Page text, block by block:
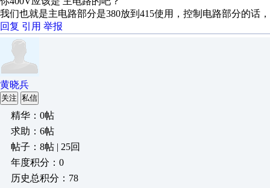
我们也就是主电路部分是380放到415使用，控制电路部分的话
回复 引用 举报
黄晓兵
关注 私信
精华：0帖
求助：6帖
帖子：8帖 | 25回
年度积分：0
历史总积分：78